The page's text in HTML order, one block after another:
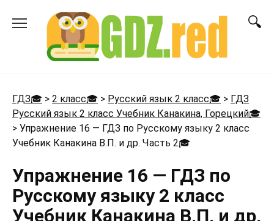
ГДЗ🎓 > 2 класс🎓 > Русский язык 2 класс🎓 > ГДЗ
Русский язык 2 класс Учебник Канакина, Горецкий🎓
> Упражнение 16 — ГДЗ по Русскому языку 2 класс
Учебник Канакина В.П. и др. Часть 2🎓
Упражнение 16 — ГДЗ по
Русскому языку 2 класс
Учебник Канакина В.П. и др.